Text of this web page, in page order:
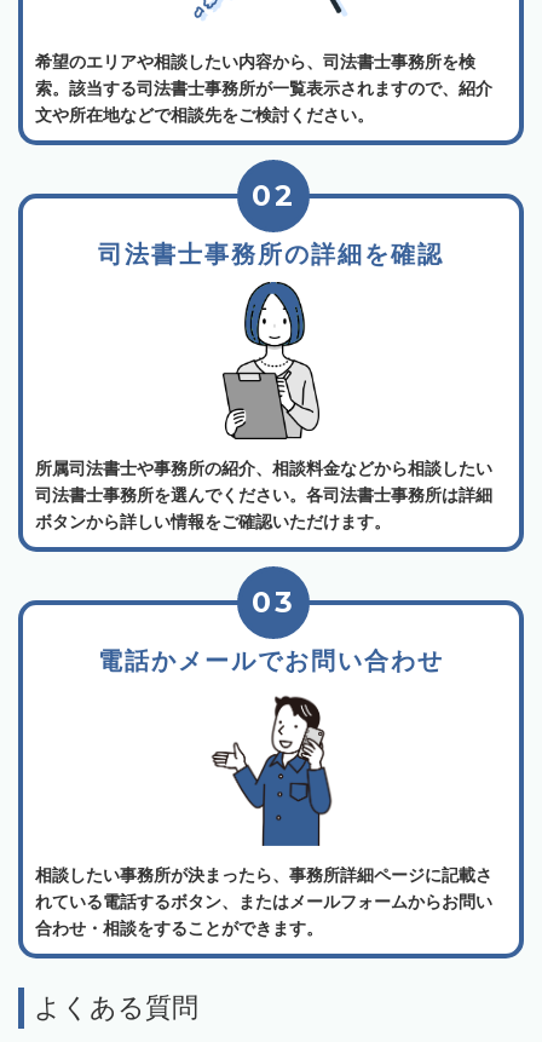
希望のエリアや相談したい内容から、司法書士事務所を検
索。該当する司法書士事務所が一覧表示されますので、紹介
文や所在地などで相談先をご検討ください。
司法書士事務所の詳細を確認
02
所属司法書士や事務所の紹介、相談料金などから相談したい
司法書士事務所を選んでください。各司法書士事務所は詳細
ボタンから詳しい情報をご確認いただけます。
電話かメールでお問い合わせ
03
相談したい事務所が決まったら、事務所詳細ページに記載さ
れている電話するボタン、またはメールフォームからお問い
合わせ・相談をすることができます。
よくある質問